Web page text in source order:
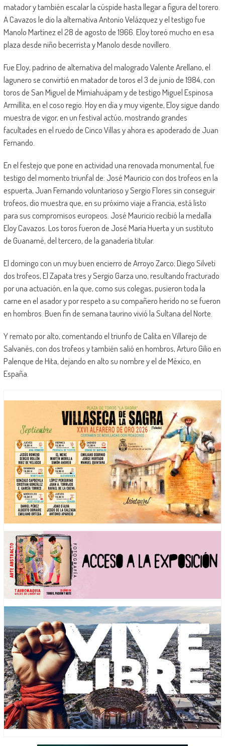
matador y también escalar la cúspide hasta llegar a figura del torero.
A Cavazos le dio la alternativa Antonio Velázquez y el testigo fue
Manolo Martínez el 28 de agosto de 1966. Eloy toreó mucho en esa
plaza desde niño becerrista y Manolo desde novillero.
Fue Eloy, padrino de alternativa del malogrado Valente Arellano, el
lagunero se convirtió en matador de toros el 3 de junio de 1984, con
toros de San Miguel de Mimiahuápam y de testigo Miguel Espinosa
Armillita, en el coso regio. Hoy en día y muy vigente, Eloy sigue dando
muestra de vigor, en un festival actúo, mostrando grandes
facultades en el ruedo de Cinco Villas y ahora es apoderado de Juan
Fernando.
En el festejo que pone en actividad una renovada monumental, fue
testigo del momento triunfal de: José Mauricio con dos trofeos en la
espuerta, Juan Fernando voluntarioso y Sergio Flores sin conseguir
trofeos, dio muestra que, en su próximo viaje a Francia, está listo
para sus compromisos europeos. José Mauricio recibió la medalla
Eloy Cavazos. Los toros fueron de José María Huerta y un sustituto
de Guanamé, del tercero, de la ganadería titular.
El domingo con un muy buen encierro de Arroyo Zarco; Diego Silveti
dos trofeos, El Zapata tres y Sergio Garza uno, resultando fracturado
por una actuación, en la que, como sus colegas, pusieron toda la
carne en el asador y por respeto a su compañero herido no se fueron
en hombros. Buen fin de semana taurino vivió la Sultana del Norte.
Y remato por alto, comentando el triunfo de Calita en Villarejo de
Salvanés, con dos trofeos y también salió en hombros, Arturo Gilio en
Palenque de Hita, dejando en alto su nombre y el de México, en
España.